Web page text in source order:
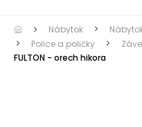
Nábytok
Police a poličky
FULTON - orech hikora